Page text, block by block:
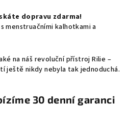
dopravu zdarma!
menstruačními kalhotkami a
na náš revoluční přístroj Rilie –
ještě nikdy nebyla tak jednoduchá.
30 denní garanci